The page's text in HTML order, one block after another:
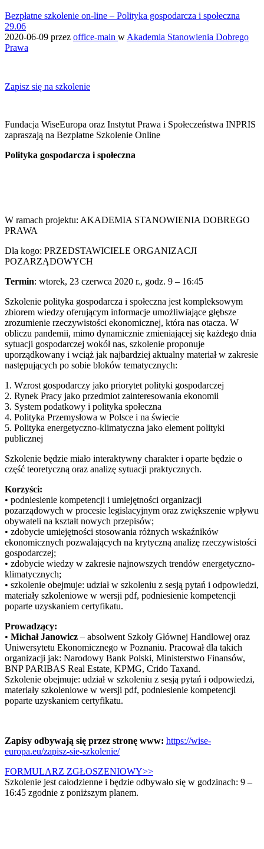
Bezpłatne szkolenie on-line – Polityka gospodarcza i społeczna
29.06
2020-06-09 przez office-main w Akademia Stanowienia Dobrego
Prawa
Zapisz się na szkolenie
Fundacja WiseEuropa oraz Instytut Prawa i Społeczeństwa INPRIS
zapraszają na Bezpłatne Szkolenie Online
Polityka gospodarcza i społeczna
W ramach projektu: AKADEMIA STANOWIENIA DOBREGO
PRAWA
Dla kogo: PRZEDSTAWICIELE ORGANIZACJI
POZARZĄDOWYCH
Termin: wtorek, 23 czerwca 2020 r., godz. 9 – 16:45
Szkolenie polityka gospodarcza i społeczna jest kompleksowym
zbiorem wiedzy oferującym informacje umożliwiające głębsze
zrozumienie rzeczywistości ekonomicznej, która nas otacza. W
obliczu pandemii, mimo dynamicznie zmieniającej się każdego dnia
sytuacji gospodarczej wokół nas, szkolenie proponuje
uporządkowany i wciąż jak najbardziej aktualny materiał w zakresie
następujących po sobie bloków tematycznych:
1. Wzrost gospodarczy jako priorytet polityki gospodarczej
2. Rynek Pracy jako przedmiot zainteresowania ekonomii
3. System podatkowy i polityka społeczna
4. Polityka Przemysłowa w Polsce i na świecie
5. Polityka energetyczno-klimatyczna jako element polityki
publicznej
Szkolenie będzie miało interaktywny charakter i oparte będzie o
część teoretyczną oraz analizę sytuacji praktycznych.
Korzyści:
• podniesienie kompetencji i umiejętności organizacji
pozarządowych w procesie legislacyjnym oraz zwiększenie wpływu
obywateli na kształt nowych przepisów;
• zdobycie umiejętności stosowania różnych wskaźników
ekonomicznych pozwalających na krytyczną analizę rzeczywistości
gospodarczej;
• zdobycie wiedzy w zakresie najnowszych trendów energetyczno-
klimatycznych;
• szkolenie obejmuje: udział w szkoleniu z sesją pytań i odpowiedzi,
materiały szkoleniowe w wersji pdf, podniesienie kompetencji
poparte uzyskaniem certyfikatu.
Prowadzący:
• Michał Janowicz – absolwent Szkoły Głównej Handlowej oraz
Uniwersytetu Ekonomicznego w Poznaniu. Pracował dla takich
organizacji jak: Narodowy Bank Polski, Ministerstwo Finansów,
BNP PARIBAS Real Estate, KPMG, Crido Taxand.
Szkolenie obejmuje: udział w szkoleniu z sesją pytań i odpowiedzi,
materiały szkoleniowe w wersji pdf, podniesienie kompetencji
poparte uzyskaniem certyfikatu.
Zapisy odbywają się przez stronę www: https://wise-
europa.eu/zapisz-sie-szkolenie/
FORMULARZ ZGŁOSZENIOWY>>
Szkolenie jest całodzienne i będzie odbywało się w godzinach: 9 –
16:45 zgodnie z poniższym planem.